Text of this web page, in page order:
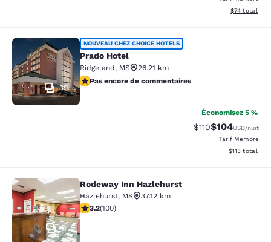
Afficher les
$74 total
Prado Hotel
39
NOUVEAU CHEZ CHOICE HOTELS
Prado Hotel
Ridgeland, MS
26.21 km
Pas encore de commentaires
Pas encore de commentaires
Économisez 5 %
Tarif barré :
$110Tarif réduit :
$104USD/nuit
Tarif Membre
Afficher les
$115 total
Rodeway Inn Hazlehurst
17
Rodeway Inn Hazlehurst
Hazlehurst, MS
37.12 km
3.17 étoiles. Bien. 100 commentaires
3.2(100)